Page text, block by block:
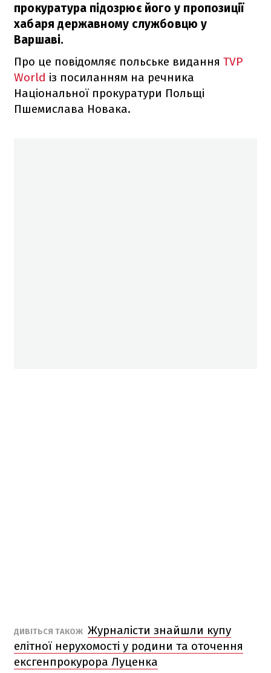
прокуратура підозрює його у пропозиції
хабаря державному службовцю у
Варшаві.
Про це повідомляє польське видання TVP
World із посиланням на речника
Національної прокуратури Польщі
Пшемислава Новака.
ДИВІТЬСЯ ТАКОЖ Журналісти знайшли купу
елітної нерухомості у родини та оточення
ексгенпрокурора Луценка